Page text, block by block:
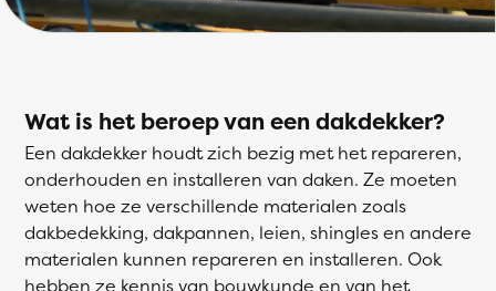
Wat is het beroep van een dakdekker?
Een dakdekker houdt zich bezig met het repareren,
onderhouden en installeren van daken. Ze moeten
weten hoe ze verschillende materialen zoals
dakbedekking, dakpannen, leien, shingles en andere
materialen kunnen repareren en installeren. Ook
hebben ze kennis van bouwkunde en van het